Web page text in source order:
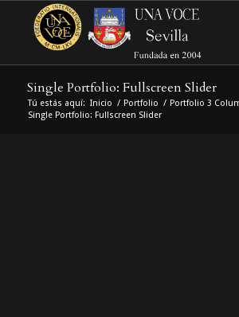
Single Portfolio: Fullscreen Slider
Tú estás aquí: Inicio / Portfolio / Portfolio 3
Single Portfolio: Fullscreen Slider